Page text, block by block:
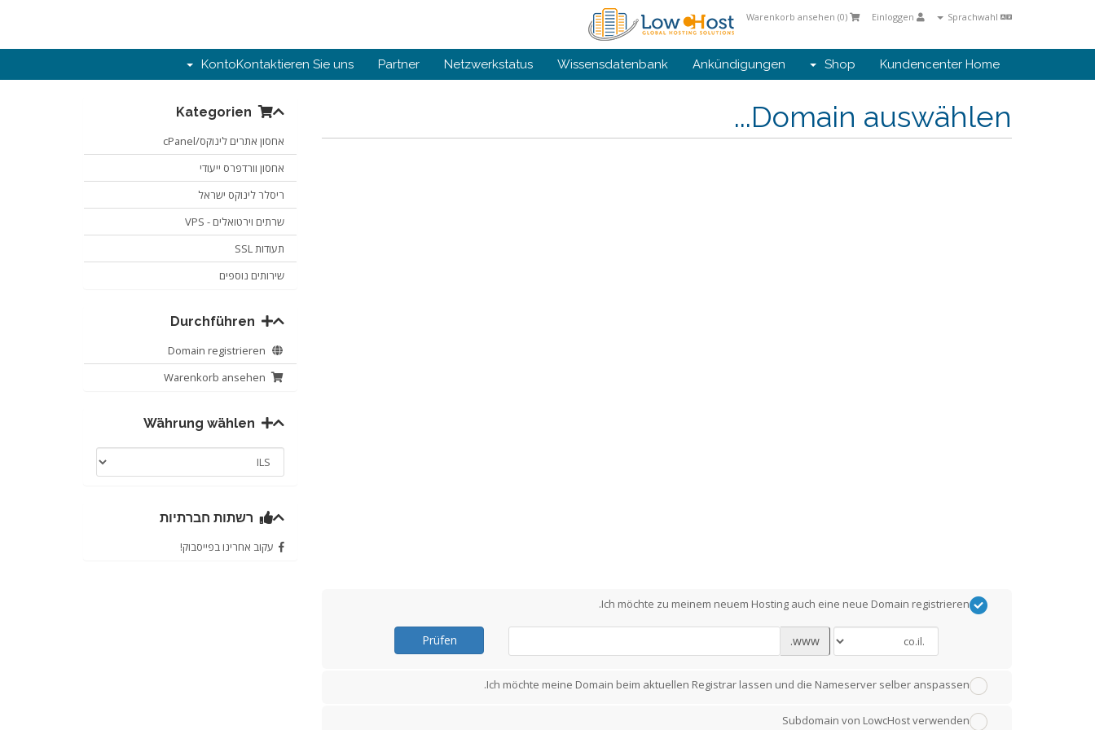
Warenkorb ansehen (0)
Kundencenter Home
Shop
Ankündigungen
Wissensdatenbank
Netzwerkstatus
Partner
Kontaktieren Sie uns
Konto
Domain auswählen...
Kategorien
אחסון אתרים לינוקס/cPanel
אחסון וורדפרס ייעודי
ריסלר לינוקס ישראל
שרתים וירטואלים - VPS
תעודות SSL
שירותים נוספים
Warenkorb ansehen
רשתות חברתיות
עקוב אחרינו בפייסבוק!
Ich möchte zu meinem neuem Hosting auch eine neue Domain registrieren.
www.
Prüfen
Ich möchte meine Domain beim aktuellen Registrar lassen und die Nameserver selber anspassen.
Subdomain von LowcHost verwenden